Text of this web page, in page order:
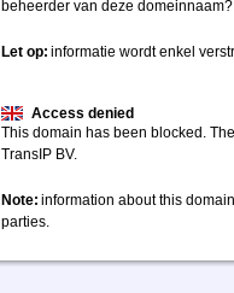
beheerder van deze
Let op: informatie wordt enkel
Access denied
This domain has been blocked.
TransIP BV.
Note: information about this
parties.